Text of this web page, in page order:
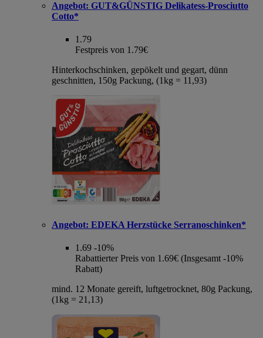
Angebot: GUT&GÜNSTIG Delikatess-Prosciutto
Cotto*
1.79
Festpreis von 1.79€
Hinterkochschinken, gepökelt und gegart, dünn
geschnitten, 150g Packung, (1kg = 11,93)
Angebot: EDEKA Herzstücke Serranoschinken*
1.69 -10%
Rabattierter Preis von 1.69€ (Insgesamt -10%
Rabatt)
mind. 12 Monate gereift, luftgetrocknet, 80g Packung,
(1kg = 21,13)